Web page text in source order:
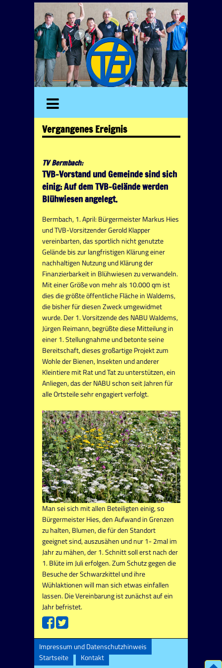
Vergangenes Ereignis
TV Bermbach:
TVB-Vorstand und Gemeinde sind sich
einig: Auf dem TVB-Gelände werden
Blühwiesen angelegt.
Bermbach, 1. April: Bürgermeister Markus Hies
und TVB-Vorsitzender Gerold Klapper
vereinbarten, das sportlich nicht genutzte
Gelände bis zur langfristigen Klärung einer
nachhaltigen Nutzung und Klärung der
Finanzierbarkeit in Blühwiesen zu verwandeln.
Mit einer Größe von mehr als 10.000 qm ist
dies die größte öffentliche Fläche in Waldems,
die bisher für diesen Zweck umgewidmet
wurde. Der 1. Vorsitzende des NABU Waldems,
Jürgen Reimann, begrüßte diese Mitteilung in
einer 1. Stellungnahme und betonte seine
Bereitschaft, dieses großartige Projekt zum
Wohle der Bienen, Insekten und anderer
Kleintiere mit Rat und Tat zu unterstützen, ein
Anliegen, das der NABU schon seit Jahren für
alle Ortsteile sehr engagiert verfolgt.
Man sei sich mit allen Beteiligten einig, so
Bürgermeister Hies, den Aufwand in Grenzen
zu halten, Blumen, die für den Standort
geeignet sind, auszusähen und nur 1- 2mal im
Jahr zu mähen, der 1. Schnitt soll erst nach der
1. Blüte im Juli erfolgen. Zum Schutz gegen die
Besuche der Schwarzkittel und ihre
Wühlaktionen will man sich etwas einfallen
lassen. Die Vereinbarung ist zunächst auf ein
Jahr befristet.
Impressum und Datenschutzhinweis
Startseite
Kontakt